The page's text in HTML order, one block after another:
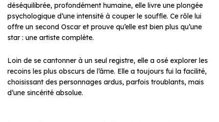
déséquilibrée, profondément humaine, elle livre une plongée
psychologique d’une intensité à couper le souffle. Ce rôle lui
offre un second Oscar et prouve qu’elle est bien plus qu’une
star : une artiste complète.
Loin de se cantonner à un seul registre, elle a osé explorer les
recoins les plus obscurs de l’âme. Elle a toujours fui la facilité,
choisissant des personnages ardus, parfois troublants, mais
d’une sincérité absolue.